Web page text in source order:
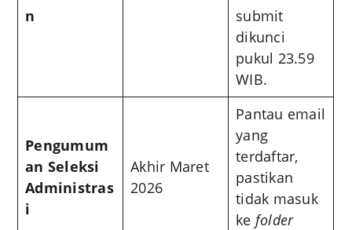
n
submit
dikunci
pukul 23.59
WIB.
Pengumum
an Seleksi
Administras
i
Akhir Maret
2026
Pantau email
yang
terdaftar,
pastikan
tidak masuk
ke folder